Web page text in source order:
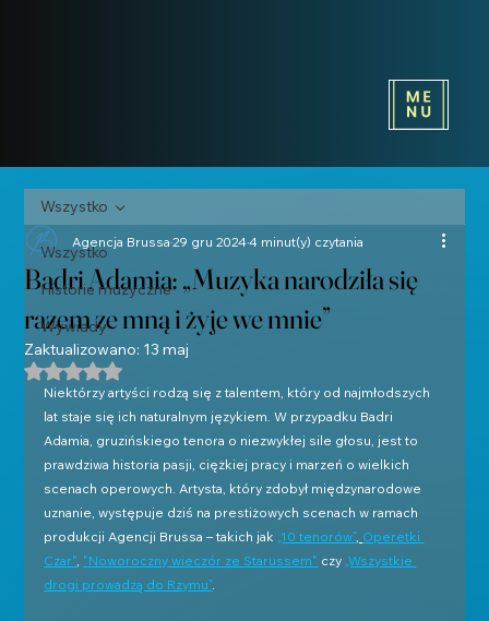
Wszystko
Historie muzyczne
Wywiady
Wszystko
Badri Adamia: „Muzyka narodziła się
razem ze mną i żyje we mnie”
Agencja Brussa29 gru 20244 minut(y) czytania
Zaktualizowano: 13 maj
Oceniono na NaN z 5 gwiazdek.
Niektórzy artyści rodzą się z talentem, który od najmłodszych
lat staje się ich naturalnym językiem. W przypadku Badri
Adamia, gruzińskiego tenora o niezwykłej sile głosu, jest to
prawdziwa historia pasji, ciężkiej pracy i marzeń o wielkich
scenach operowych. Artysta, który zdobył międzynarodowe
uznanie, występuje dziś na prestiżowych scenach w ramach
produkcji Agencji Brussa – takich jak „10 tenorów”, Operetki
Czar" "Noworoczny wieczór ze Starussem" czy „Wszystkie
drogi prowadzą do Rzymu”.